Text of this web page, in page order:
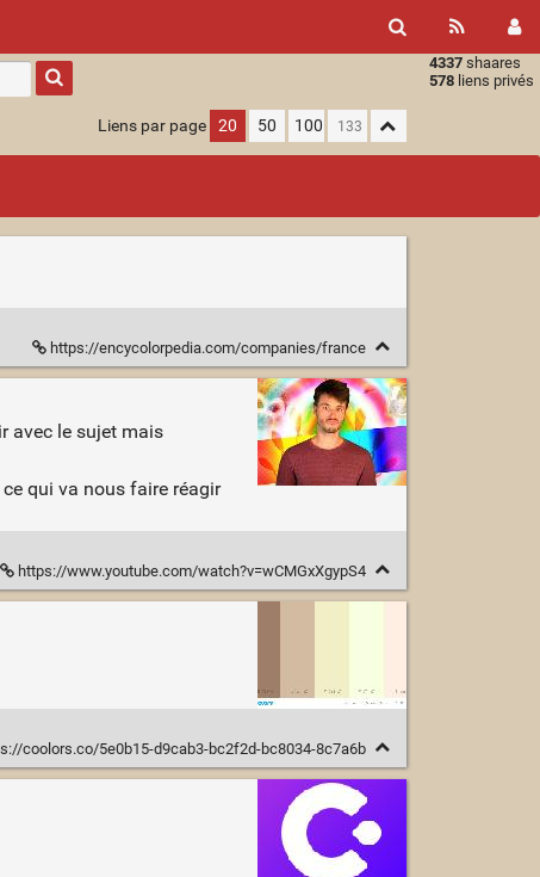
4337 shaares
578 liens privés
Type 1 or
more
characters
results.
Liens par page 20 50 100
https://encycolorpedia.com/companies/france
avec le sujet mais
qui va nous faire réagir
https://www.youtube.com/watch?v=wCMGxXgypS4
coolors.co/5e0b15-d9cab3-bc2f2d-bc8034-8c7a6b